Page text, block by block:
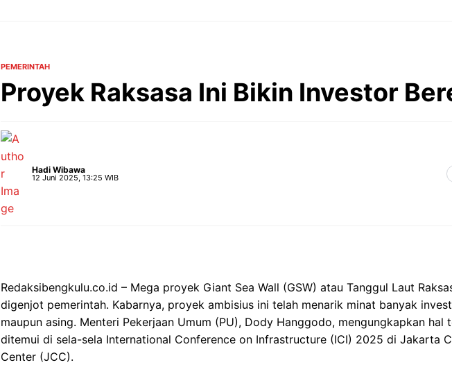
PEMERINTAH
Proyek Raksasa Ini Bikin Investor
Hadi Wibawa
12 Juni 2025, 13:25 WIB
Redaksibengkulu.co.id – Mega proyek Giant Sea Wall (GSW) atau Tanggul Laut
digenjot pemerintah. Kabarnya, proyek ambisius ini telah menarik minat banyak
maupun asing. Menteri Pekerjaan Umum (PU), Dody Hanggodo, mengungkapkan hal
ditemui di sela-sela International Conference on Infrastructure (ICI) 2025 di Jakarta
Center (JCC).